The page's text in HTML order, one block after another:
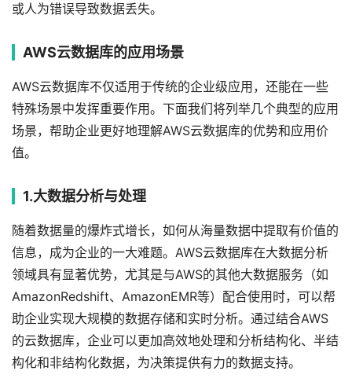
或人为错误导致数据丢失。
AWS云数据库的应用场景
AWS云数据库不仅适用于传统的企业级应用，还能在一些
特殊场景中发挥重要作用。下面我们将列举几个典型的应用
场景，帮助企业更好地理解AWS云数据库的优势和应用价
值。
1.大数据分析与处理
随着数据量的爆炸式增长，如何从海量数据中提取有价值的
信息，成为企业的一大难题。AWS云数据库在大数据分析
领域具有显著优势，尤其是与AWS的其他大数据服务（如
AmazonRedshift、AmazonEMR等）配合使用时，可以帮
助企业实现大规模的数据存储和实时分析。通过结合AWS
的云数据库，企业可以更加高效地处理和分析结构化、半结
构化和非结构化数据，为决策提供有力的数据支持。